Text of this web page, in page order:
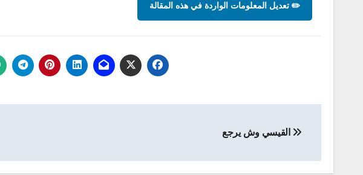
✏️ تعديل المعلومات الواردة في هذه المقالة
المقالات
القيسي وش يرجع